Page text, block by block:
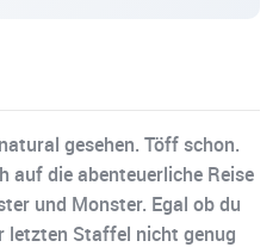
gesehen. Töff schon.
auf die abenteuerliche Reise
und Monster. Egal ob du
letzten Staffel nicht genug